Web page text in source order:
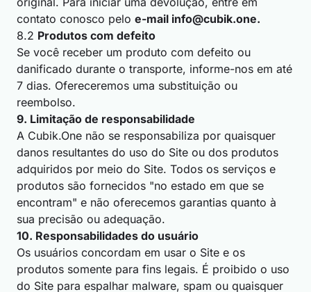
contato conosco pelo e-mail info@cubik.one.
8.2 Produtos com defeito
Se você receber um produto com defeito ou
danificado durante o transporte, informe-nos em até
7 dias. Ofereceremos uma substituição ou
reembolso.
9. Limitação de responsabilidade
A Cubik.One não se responsabiliza por quaisquer
danos resultantes do uso do Site ou dos produtos
adquiridos por meio do Site. Todos os serviços e
produtos são fornecidos "no estado em que se
encontram" e não oferecemos garantias quanto à
sua precisão ou adequação.
10. Responsabilidades do usuário
Os usuários concordam em usar o Site e os
produtos somente para fins legais. É proibido o uso
do Site para espalhar malware, spam ou quaisquer